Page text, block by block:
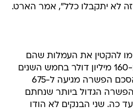
לא יתקבלו כלל", אמר הארט.
להקטין את העמלות שהם
גובים מהמשקיעים ב-160 מיליון דולר בחמש השנים
הבאות, כך שעלות הסכם הפשרה מגיעה ל-675
הפשרה הגדול ביותר שנחתם
כה. שני הבנקים לא הודו